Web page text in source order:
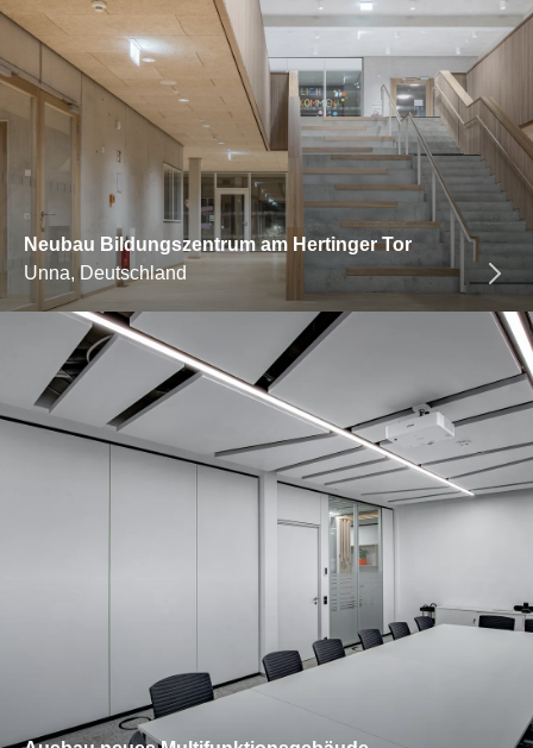
Neubau Bildungszentrum am Hertinger Tor
Unna, Deutschland